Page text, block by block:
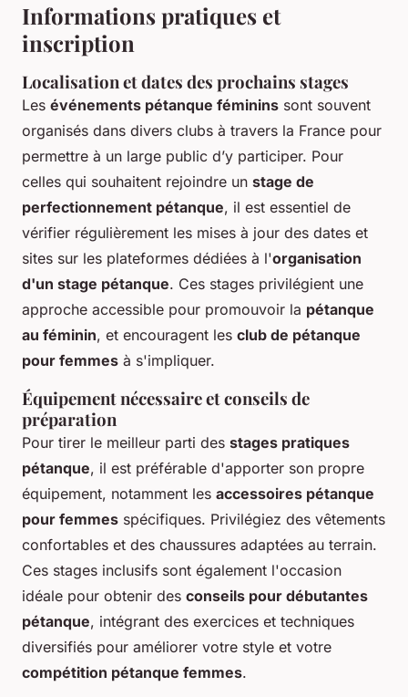
Informations pratiques et
inscription
Localisation et dates des prochains stages
Les événements pétanque féminins sont souvent
organisés dans divers clubs à travers la France pour
permettre à un large public d’y participer. Pour
celles qui souhaitent rejoindre un stage de
perfectionnement pétanque, il est essentiel de
vérifier régulièrement les mises à jour des dates et
sites sur les plateformes dédiées à l'organisation
d'un stage pétanque. Ces stages privilégient une
approche accessible pour promouvoir la pétanque
au féminin, et encouragent les club de pétanque
pour femmes à s'impliquer.
Équipement nécessaire et conseils de
préparation
Pour tirer le meilleur parti des stages pratiques
pétanque, il est préférable d'apporter son propre
équipement, notamment les accessoires pétanque
pour femmes spécifiques. Privilégiez des vêtements
confortables et des chaussures adaptées au terrain.
Ces stages inclusifs sont également l'occasion
idéale pour obtenir des conseils pour débutantes
pétanque, intégrant des exercices et techniques
diversifiés pour améliorer votre style et votre
compétition pétanque femmes.